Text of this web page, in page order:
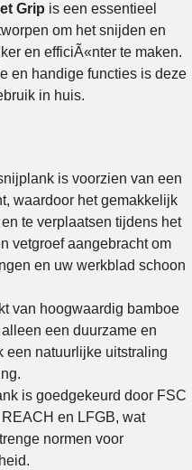
Grip is een essentieel
om het snijden en
en efficiÃ«nter te maken.
en handige functies is deze
in huis.
is voorzien van een
waardoor het gemakkelijk
te verplaatsen tijdens het
vetgroef aangebracht om
en uw werkblad schoon
van hoogwaardig bamboe
een duurzame en
een natuurlijke uitstraling
is goedgekeurd door FSC
en LFGB, wat
normen voor